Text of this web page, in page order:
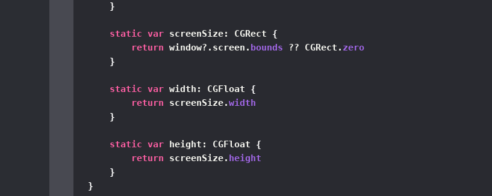
}
static var screenSize: CGRect {
return window?.screen. bounds ?? CGRect. zero
}
static var width: CGFloat {
return screenSize.width
}
static var height: CGFloat {
return screenSize. height
}
}